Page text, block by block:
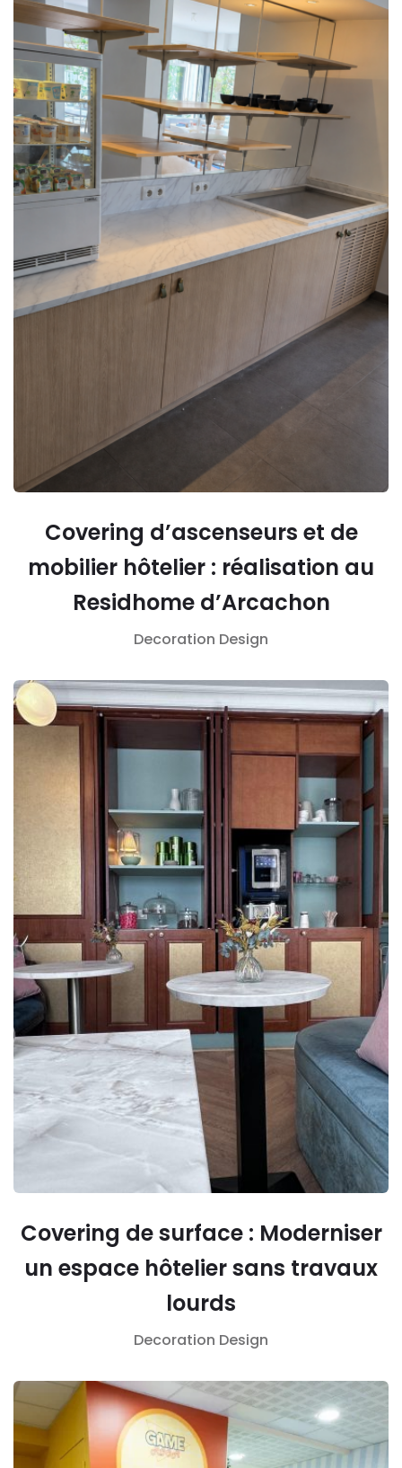
Covering d’ascenseurs et de
mobilier hôtelier : réalisation au
Residhome d’Arcachon
Decoration Design
Covering de surface : Moderniser
un espace hôtelier sans travaux
lourds
Decoration Design